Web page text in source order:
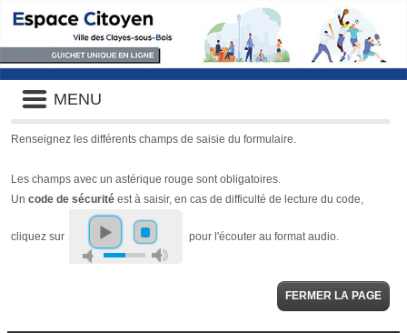
Liste
des
avertissements
MENU
Renseignez les différents champs de saisie du formulaire.
Les champs avec un astérique rouge sont obligatoires.
Un code de sécurité est à saisir, en cas de difficulté de lecture du code,
cliquez sur pour l'écouter au format audio.
FERMER LA PAGE